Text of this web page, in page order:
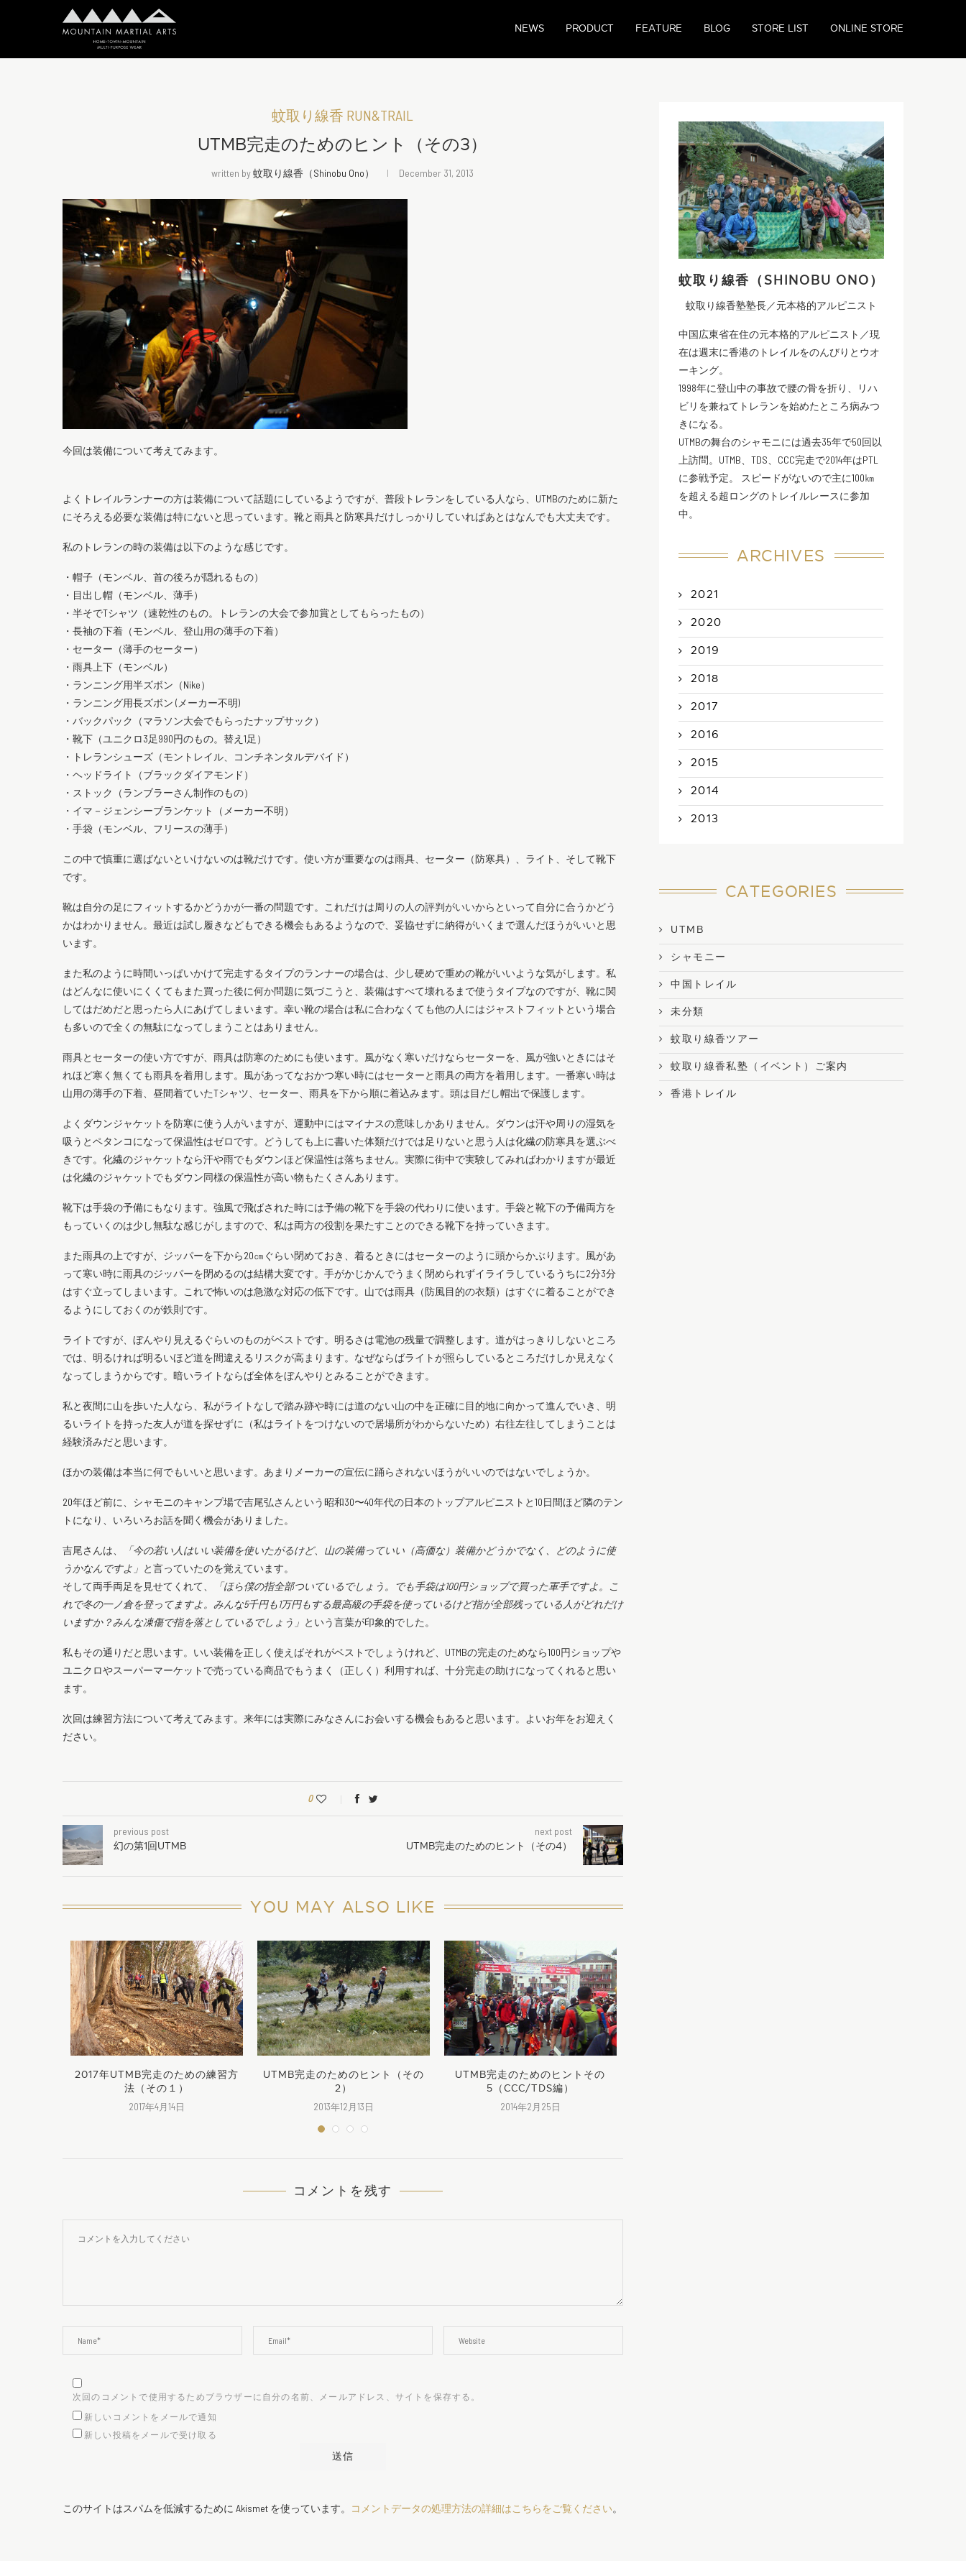
NEWS PRODUCT FEATURE BLOG STORE LIST ONLINE STORE
蚊取り線香 RUN&TRAIL
UTMB完走のためのヒント（その3）
written by蚊取り線香（Shinobu Ono） December 31, 2013
今回は装備について考えてみます。
よくトレイルランナーの方は装備について話題にしているようですが、普段トレランをしている人なら、UTMBのために新た
にそろえる必要な装備は特にないと思っています。靴と雨具と防寒具だけしっかりしていればあとはなんでも大丈夫です。
私のトレランの時の装備は以下のような感じです。
・帽子（モンベル、首の後ろが隠れるもの）
・目出し帽（モンベル、薄手）
・半そでTシャツ（速乾性のもの。トレランの大会で参加賞としてもらったもの）
・長袖の下着（モンベル、登山用の薄手の下着）
・セーター（薄手のセーター）
・雨具上下（モンベル）
・ランニング用半ズボン（Nike）
・ランニング用長ズボン (メーカー不明)
・バックパック（マラソン大会でもらったナップサック）
・靴下（ユニクロ3足990円のもの。替え1足）
・トレランシューズ（モントレイル、コンチネンタルデバイド）
・ヘッドライト（ブラックダイアモンド）
・ストック（ランブラーさん制作のもの）
・イマ－ジェンシーブランケット（メーカー不明）
・手袋（モンベル、フリースの薄手）
この中で慎重に選ばないといけないのは靴だけです。使い方が重要なのは雨具、セーター（防寒具）、ライト、そして靴下
です。
靴は自分の足にフィットするかどうかが一番の問題です。これだけは周りの人の評判がいいからといって自分に合うかどう
かはわかりません。最近は試し履きなどもできる機会もあるようなので、妥協せずに納得がいくまで選んだほうがいいと思
います。
また私のように時間いっぱいかけて完走するタイプのランナーの場合は、少し硬めで重めの靴がいいような気がします。私
はどんなに使いにくくてもまた買った後に何か問題に気づこうと、装備はすべて壊れるまで使うタイプなのですが、靴に関
してはだめだと思ったら人にあげてしまいます。幸い靴の場合は私に合わなくても他の人にはジャストフィットという場合
も多いので全くの無駄になってしまうことはありません。
雨具とセーターの使い方ですが、雨具は防寒のためにも使います。風がなく寒いだけならセーターを、風が強いときにはそ
れほど寒く無くても雨具を着用します。風があってなおかつ寒い時にはセーターと雨具の両方を着用します。一番寒い時は
山用の薄手の下着、昼間着ていたTシャツ、セーター、雨具を下から順に着込みます。頭は目だし帽出で保護します。
よくダウンジャケットを防寒に使う人がいますが、運動中にはマイナスの意味しかありません。ダウンは汗や周りの湿気を
吸うとペタンコになって保温性はゼロです。どうしても上に書いた体類だけでは足りないと思う人は化繊の防寒具を選ぶべ
きです。化繊のジャケットなら汗や雨でもダウンほど保温性は落ちません。実際に街中で実験してみればわかりますが最近
は化繊のジャケットでもダウン同様の保温性が高い物もたくさんあります。
靴下は手袋の予備にもなります。強風で飛ばされた時には予備の靴下を手袋の代わりに使います。手袋と靴下の予備両方を
もっていくのは少し無駄な感じがしますので、私は両方の役割を果たすことのできる靴下を持っていきます。
また雨具の上ですが、ジッパーを下から20㎝ぐらい閉めておき、着るときにはセーターのように頭からかぶります。風があ
って寒い時に雨具のジッパーを閉めるのは結構大変です。手がかじかんでうまく閉められずイライラしているうちに2分3分
はすぐ立ってしまいます。これで怖いのは急激な対応の低下です。山では雨具（防風目的の衣類）はすぐに着ることができ
るようにしておくのが鉄則です。
ライトですが、ぼんやり見えるぐらいのものがベストです。明るさは電池の残量で調整します。道がはっきりしないところ
では、明るければ明るいほど道を間違えるリスクが高まります。なぜならばライトが照らしているところだけしか見えなく
なってしまうからです。暗いライトならば全体をぼんやりとみることができます。
私と夜間に山を歩いた人なら、私がライトなしで踏み跡や時には道のない山の中を正確に目的地に向かって進んでいき、明
るいライトを持った友人が道を探せずに（私はライトをつけないので居場所がわからないため）右往左往してしまうことは
経験済みだと思います。
ほかの装備は本当に何でもいいと思います。あまりメーカーの宣伝に踊らされないほうがいいのではないでしょうか。
20年ほど前に、シャモニのキャンプ場で吉尾弘さんという昭和30〜40年代の日本のトップアルピニストと10日間ほど隣のテン
トになり、いろいろお話を聞く機会がありました。
吉尾さんは、
「今の若い人はいい装備を使いたがるけど、山の装備っていい（高価な）装備かどうかでなく、どのように使
うかなんですよ」 と言っていたのを覚えています。
そして両手両足を見せてくれて、
「ほら僕の指全部ついているでしょう。でも手袋は100円ショップで買った軍手ですよ。こ
れで冬の一ノ倉を登ってますよ。みんな5千円も1万円もする最高級の手袋を使っているけど指が全部残っている人がどれだけ
いますか？みんな凍傷で指を落としているでしょう」 という言葉が印象的でした。
私もその通りだと思います。いい装備を正しく使えばそれがベストでしょうけれど、UTMBの完走のためなら100円ショップや
ユニクロやスーパーマーケットで売っている商品でもうまく（正しく）利用すれば、十分完走の助けになってくれると思い
ます。
次回は練習方法について考えてみます。来年には実際にみなさんにお会いする機会もあると思います。よいお年をお迎えく
ださい。
0
previous post
幻の第1回UTMB
next post
UTMB完走のためのヒント（その4）
YOU MAY ALSO LIKE
2017年UTMB完走のための練習方
法（その１）
2017年4月14日
UTMB完走のためのヒント（その
2）
2013年12月13日
UTMB完走のためのヒントその
5（CCC/TDS編）
2014年2月25日
コメントを残す
次回のコメントで使用するためブラウザーに自分の名前、メールアドレス、サイトを保存する。
新しいコメントをメールで通知
新しい投稿をメールで受け取る
このサイトはスパムを低減するために Akismet を使っています。 コメントデータの処理方法の詳細はこちらをご覧ください。
蚊取り線香（SHINOBU ONO）
蚊取り線香塾塾長／元本格的アルピニスト
中国広東省在住の元本格的アルピニスト／現
在は週末に香港のトレイルをのんびりとウオ
ーキング。
1998年に登山中の事故で腰の骨を折り、リハ
ビリを兼ねてトレランを始めたところ病みつ
きになる。
UTMBの舞台のシャモニには過去35年で50回以
上訪問。UTMB、TDS、CCC完走で2014年はPTL
に参戦予定。 スピードがないので主に100㎞
を超える超ロングのトレイルレースに参加
中。
ARCHIVES
2021
2020
2019
2018
2017
2016
2015
2014
2013
CATEGORIES
UTMB
シャモニー
中国トレイル
未分類
蚊取り線香ツアー
蚊取り線香私塾（イベント）ご案内
香港トレイル